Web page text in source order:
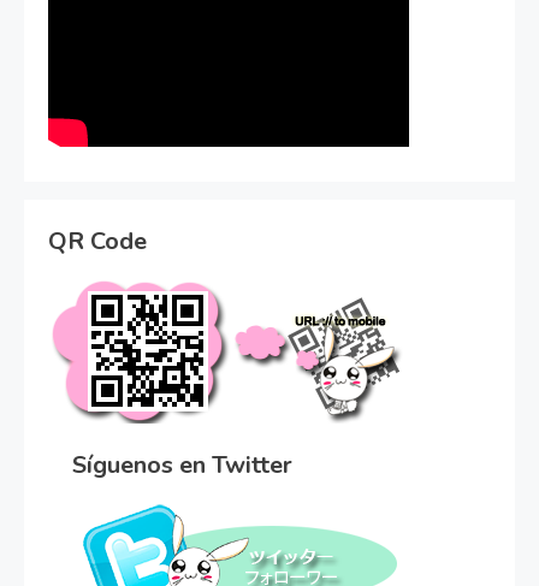
QR Code
Síguenos en Twitter